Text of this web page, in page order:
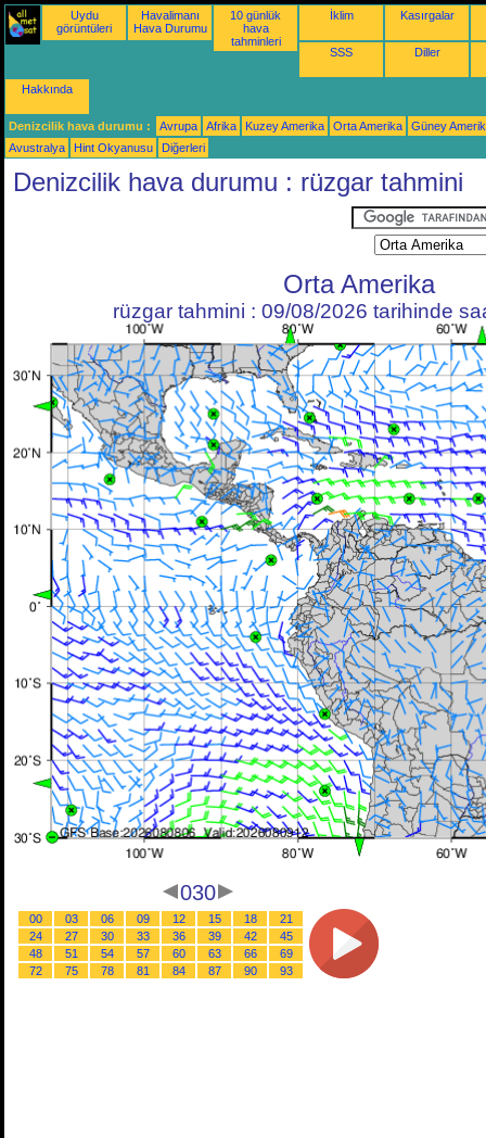
Uydu
görüntüleri
Havalimanı
Hava Durumu
10 günlük
hava
tahminleri
İklim Kasırgalar
SSS Diller
Hakkında
Denizcilik hava durumu : Avrupa Afrika Kuzey Amerika Orta Amerika
Güney
Avustralya
Hint Okyanusu Diğerleri
Denizcilik hava durumu : rüzgar tahmini
Orta Amerika
rüzgar tahmini : 09/08/2026 tarihinde
030
00 03 06 09 12 15 18
21
24
27 30 33 36 39 42
45
48
51 54 57 60 63 66
69
72
75 78 81 84 87 90 93